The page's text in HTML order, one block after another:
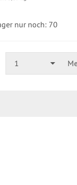
nur noch: 70
1